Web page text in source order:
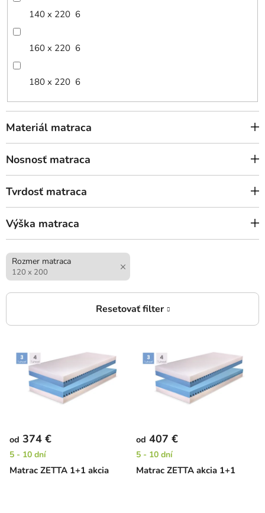
140 x 220 6
160 x 220 6
180 x 220 6
Materiál matraca
Nosnosť matraca
Tvrdosť matraca
Výška matraca
Rozmer matraca
120 x 200
o
d
u
Matrac ZETTA 1+1 akcia
od 374 €
5 - 10 dní
Matrac ZETTA akcia 1+1
od 407 €
5 - 10 dní